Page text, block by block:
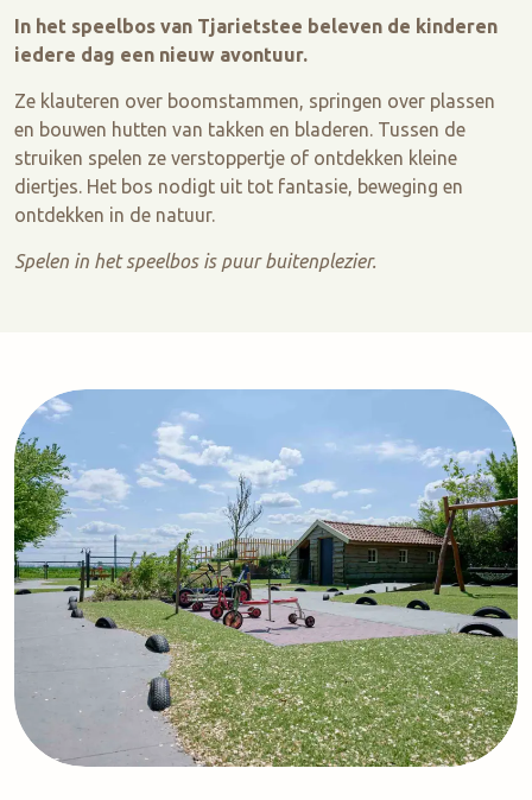
In het speelbos van Tjarietstee beleven de kinderen
iedere dag een nieuw avontuur.
Ze klauteren over boomstammen, springen over plassen
en bouwen hutten van takken en bladeren. Tussen de
struiken spelen ze verstoppertje of ontdekken kleine
diertjes. Het bos nodigt uit tot fantasie, beweging en
ontdekken in de natuur.
Spelen in het speelbos is puur buitenplezier.